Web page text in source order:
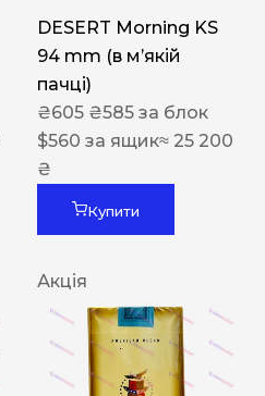
DESERT Morning KS
94 mm (в мʼякій
пачці)
₴605 ₴585 за блок
$560 за ящик≈ 25 200
₴
Купити
Акція